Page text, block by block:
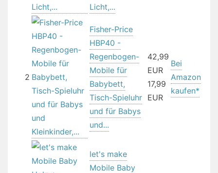
Licht,...
2
Fisher-Price
HBP40 -
Regenbogen-
Mobile für
Babybett,
Tisch-Spieluhr
und für Babys
und...
42,99
EUR
17,99
EUR
Bei
Amazon
kaufen*
let's make
Mobile Baby